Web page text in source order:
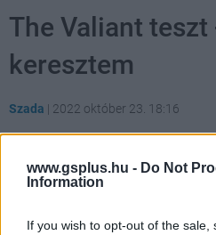
www.gsplus.hu - Do Not
Information
If you wish to opt-out of the
The Valiant teszt
keresztem
Szada | 2022 október 23. 18:16
A hazai Kite Games
bőven vannak erősségei